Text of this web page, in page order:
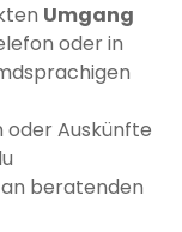
Umgang
oder in
Auskünfte
beratenden